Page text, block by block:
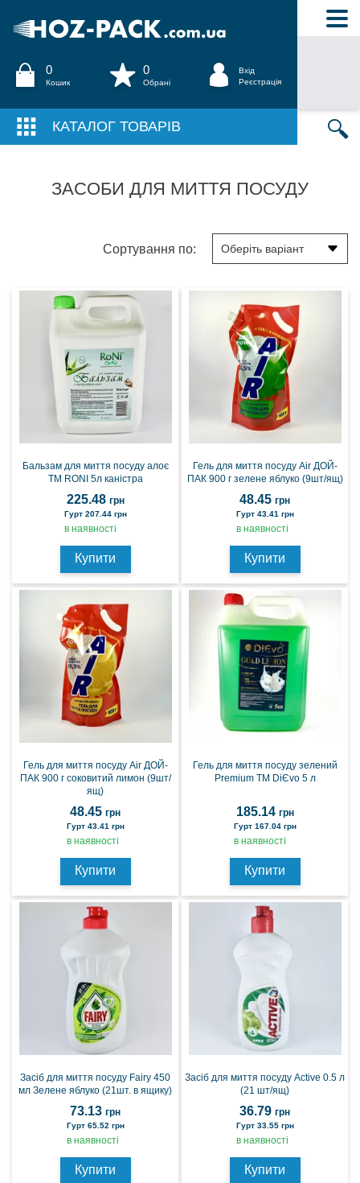
0
Кошик
0
Обрані
Вхід
Реєстрація
КАТАЛОГ ТОВАРІВ
ЗАСОБИ ДЛЯ МИТТЯ ПОСУДУ
Сортування по:
Бальзам для миття посуду алоє
ТМ RONI 5л каністра
225.48 грн
Гурт 207.44 грн
в наявності
Купити
Гель для миття посуду Air ДОЙ-
ПАК 900 г зелене яблуко (9шт/ящ)
48.45 грн
Гурт 43.41 грн
в наявності
Купити
Гель для миття посуду Air ДОЙ-
ПАК 900 г соковитий лимон (9шт/
ящ)
48.45 грн
Гурт 43.41 грн
в наявності
Купити
Гель для миття посуду зелений
Premium TM DiЄvo 5 л
185.14 грн
Гурт 167.04 грн
в наявності
Купити
Засiб для миття посуду Fairy 450
мл Зелене яблуко (21шт. в ящику)
73.13 грн
Гурт 65.52 грн
в наявності
Купити
Засіб для миття посуду Active 0.5 л
(21 шт/ящ)
36.79 грн
Гурт 33.55 грн
в наявності
Купити